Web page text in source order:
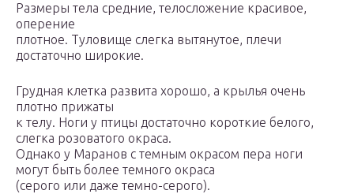
Размеры тела средние, телосложение красивое,
оперение
плотное. Туловище слегка вытянутое, плечи
достаточно широкие.
Грудная клетка развита хорошо, а крылья очень
плотно прижаты
к телу. Ноги у птицы достаточно короткие белого,
слегка розоватого окраса.
Однако у Маранов с темным окрасом пера ноги
могут быть более темного окраса
(серого или даже темно-серого).